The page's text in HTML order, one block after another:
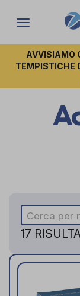
Attiva/
navigazione
AVVISIAMO
TEMPISTICHE
Cerca per
17